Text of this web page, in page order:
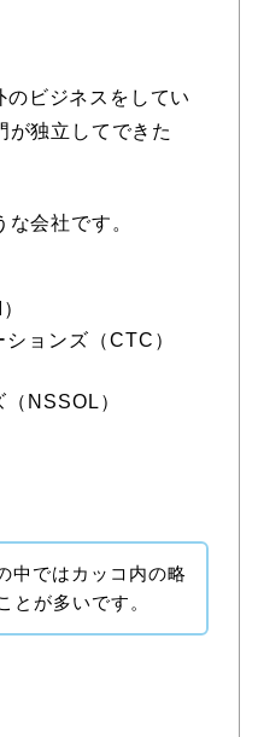
のビジネスをしてい
が独立してできた
会社です。
ョンズ（CTC）
NSSOL）
中ではカッコ内の略
とが多いです。